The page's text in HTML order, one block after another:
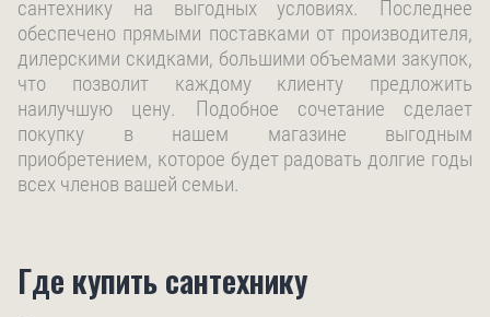
сантехнику на выгодных условиях. Последнее
обеспечено прямыми поставками от производителя,
дилерскими скидками, большими объемами закупок,
что позволит каждому клиенту предложить
наилучшую цену. Подобное сочетание сделает
покупку в нашем магазине выгодным
приобретением, которое будет радовать долгие годы
всех членов вашей семьи.
Где купить сантехнику